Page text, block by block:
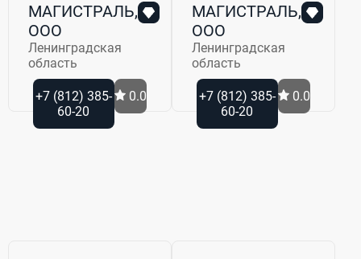
МАГИСТРАЛЬ,
ООО
Ленинградская
область
+7 (812) 385-
60-20
0.0
МАГИСТРАЛЬ,
ООО
Ленинградская
область
+7 (812) 385-
60-20
0.0